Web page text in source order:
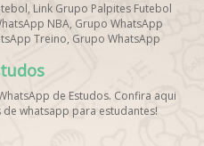
Link Grupo Palpites Futebol
NBA, Grupo WhatsApp
Treino, Grupo WhatsApp
Torcedores [Nome do Time]
de Esporte Grátis, Grupo
Grupo WhatsApp Futebol Ao
Esporte, Grupos de Esporte
de Estudos. Confira aqui
whatsapp para estudantes!